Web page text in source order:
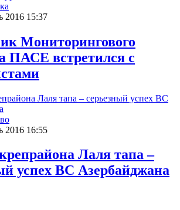
2016 15:37
Мониторингового
ПАСЕ встретился с
2016 16:55
Лаля тапа –
успех ВС Азербайджана